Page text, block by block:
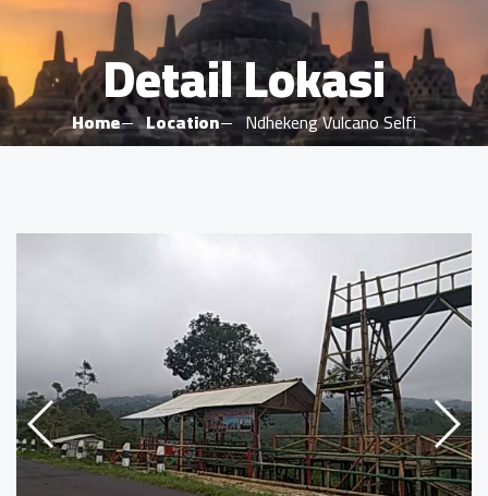
Detail Lokasi
Home Location Ndhekeng Vulcano Selfi